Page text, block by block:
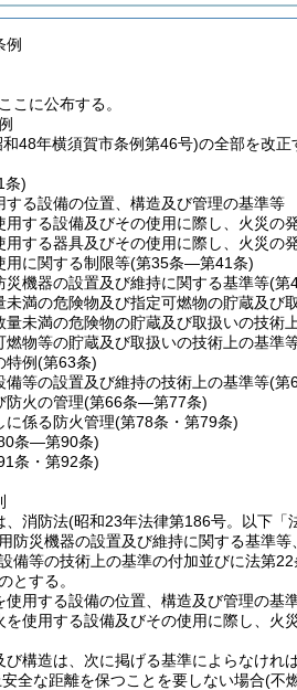
例
こに公布する。
48年横須賀市条例第46号)の全部を改正
条)
する設備の位置、構造及び管理の基準等
用する設備及びその使用に際し、火災の
用する器具及びその使用に際し、火災の
用に関する制限等(第35条―第41条)
災機器の設置及び維持に関する基準等(第
未満の危険物及び指定可燃物の貯蔵及び
量未満の危険物の貯蔵及び取扱いの技術
燃物等の貯蔵及び取扱いの技術上の基準
特例(第63条)
備等の設置及び維持の技術上の基準等(第
防火の管理(第66条―第77条)
に係る防火管理(第78条・第79条)
条―第90条)
条・第92条)
、消防法(昭和23年法律第186号。以下「
防災機器の設置及び維持に関する基準
備等の技術上の基準の付加並びに法第
とする。
使用する設備の位置、構造及び管理の基
を使用する設備及びその使用に際し、火
び構造は、次に掲げる基準によらなけれ
全な距離を保つことを要しない場合(不